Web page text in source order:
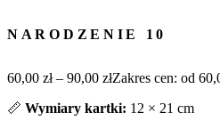
NARODZENIE 10
60,00 zł – 90,00 złZakres cen: od
📏 Wymiary kartki: 12 × 21 cm